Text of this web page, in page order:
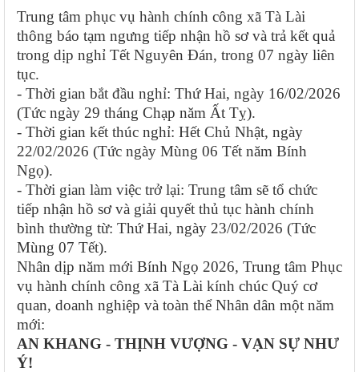
Trung tâm phục vụ hành chính công xã Tà Lài
thông báo tạm ngưng tiếp nhận hồ sơ và trả kết quả
trong dịp nghỉ Tết Nguyên Đán, trong 07 ngày liên
tục.
- Thời gian bắt đầu nghỉ: Thứ Hai, ngày 16/02/2026
(Tức ngày 29 tháng Chạp năm Ất Tỵ).
- Thời gian kết thúc nghỉ: Hết Chủ Nhật, ngày
22/02/2026 (Tức ngày Mùng 06 Tết năm Bính
Ngọ).
- Thời gian làm việc trở lại: Trung tâm sẽ tổ chức
tiếp nhận hồ sơ và giải quyết thủ tục hành chính
bình thường từ: Thứ Hai, ngày 23/02/2026 (Tức
Mùng 07 Tết).
Nhân dịp năm mới Bính Ngọ 2026, Trung tâm Phục
vụ hành chính công xã Tà Lài kính chúc Quý cơ
quan, doanh nghiệp và toàn thể Nhân dân một năm
mới:
AN KHANG - THỊNH VƯỢNG - VẠN SỰ NHƯ
Ý!